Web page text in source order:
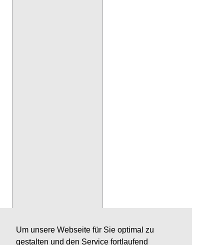
Um unsere Webseite für Sie optimal zu
gestalten und den Service fortlaufend